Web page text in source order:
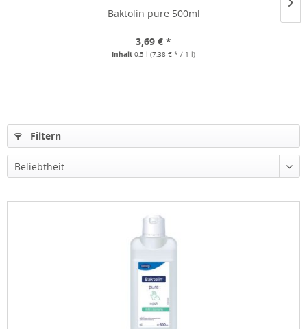
Baktolin pure 500ml
3,69 € *
Inhalt 0,5 l (7,38 € * / 1 l)
Filtern
Beliebtheit